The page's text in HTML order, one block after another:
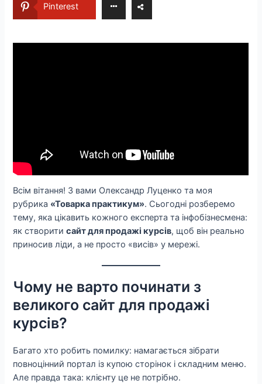
Pinterest
Всім вітання! З вами Олександр Луценко та моя
рубрика «Товарка практикум». Сьогодні розберемо
тему, яка цікавить кожного експерта та інфобізнесмена:
як створитисайт для продажі курсів, щоб він реально
приносив ліди, а не просто «висів» у мережі.
Чому не варто починати з
великого сайт для продажі
курсів?
Багато хто робить помилку: намагається зібрати
повноцінний портал із купою сторінок і складним меню.
Але правда така: клієнту це не потрібно.